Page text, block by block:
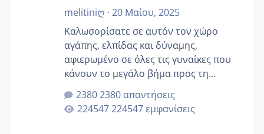
melitiniღ · 20 Μαίου, 2025
Καλωσορίσατε σε αυτόν τον χώρο
αγάπης, ελπίδας και δύναμης,
αφιερωμένο σε όλες τις γυναίκες που
κάνουν το μεγάλο βήμα προς τη
μητρότητα μέσω εξωσωματικής το 2025.
Εδώ θα μοιραστούμε αγωνίες, χαρές,
εμπειρίες και κάθε μικρή ή μεγάλη
2380 απαντήσεις
224547 εμφανίσεις